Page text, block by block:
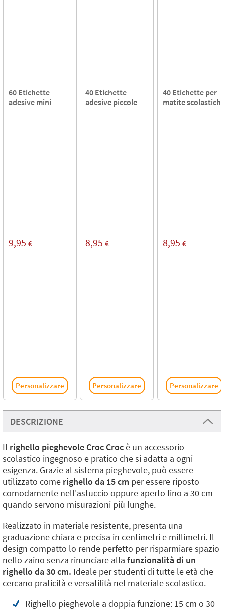
60 Etichette
adesive mini
9,95 €
Personalizzare
40 Etichette
adesive piccole
8,95 €
Personalizzare
40 Etichette per
matite scolastiche
8,95 €
Personalizzare
DESCRIZIONE
Il righello pieghevole Croc Crocè un accessorio
scolastico ingegnoso e pratico che si adatta a ogni
esigenza. Grazie al sistema pieghevole, può essere
utilizzato come righello da 15 cm per essere riposto
comodamente nell'astuccio oppure aperto fino a 30 cm
quando servono misurazioni più lunghe.
Realizzato in materiale resistente, presenta una
graduazione chiara e precisa in centimetri e millimetri. Il
design compatto lo rende perfetto per risparmiare spazio
nello zaino senza rinunciare alla funzionalità di un
righello da 30 cm. Ideale per studenti di tutte le età che
cercano praticità e versatilità nel materiale scolastico.
Righello pieghevole a doppia funzione: 15 cm o 30